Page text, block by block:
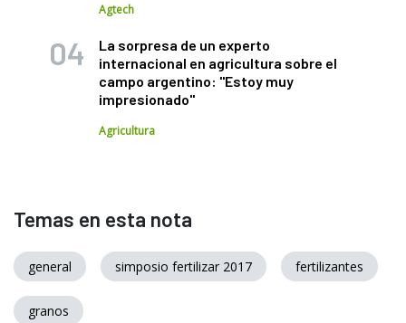
Agtech
La sorpresa de un experto
internacional en agricultura sobre el
campo argentino: "Estoy muy
impresionado"
Agricultura
Temas en esta nota
general simposio fertilizar 2017 fertilizantes
granos